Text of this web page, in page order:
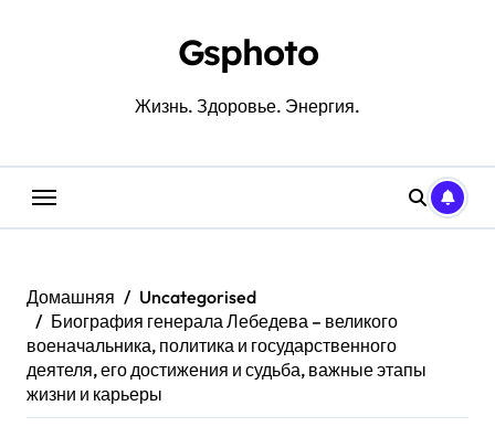
Gsphoto
Жизнь. Здоровье. Энергия.
Домашняя
Uncategorised
Биография генерала Лебедева – великого
военачальника, политика и государственного
деятеля, его достижения и судьба, важные этапы
жизни и карьеры